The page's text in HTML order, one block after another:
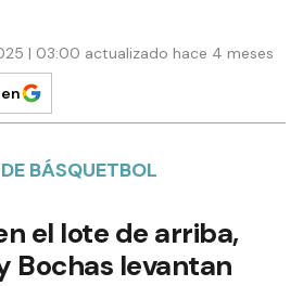
| 03:00 actualizado hace 4 meses
BÁSQUETBOL
el lote de arriba,
Bochas levantan